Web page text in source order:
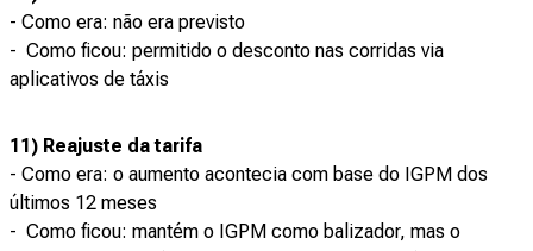
- Como era: não era previsto
- Como ficou: permitido o desconto nas corridas via
aplicativos de táxis
11) Reajuste da tarifa
- Como era: o aumento acontecia com base do IGPM dos
últimos 12 meses
- Como ficou: mantém o IGPM como balizador, mas o